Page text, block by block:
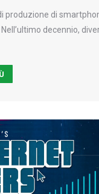
produzione di
decennio,